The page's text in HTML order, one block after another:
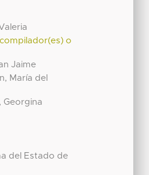
o
Jaime
María del
Georgina
del Estado de